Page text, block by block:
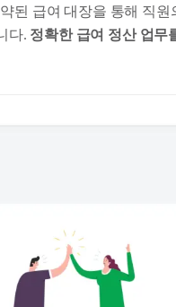
된 급여 대장을 통해 직원
다. 정확한 급여 정산 업무